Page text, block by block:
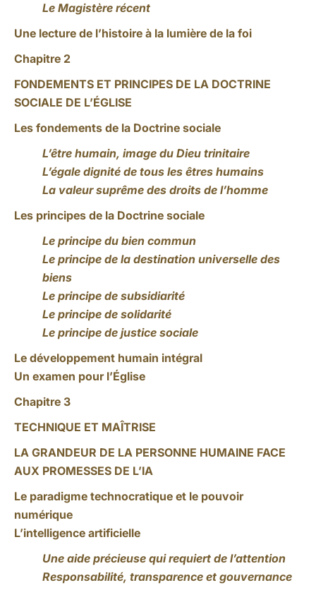
Le Magistère récent
Une lecture de l’histoire à la lumière de la foi
Chapitre 2
FONDEMENTS ET PRINCIPES DE LA DOCTRINE
SOCIALE DE L’ÉGLISE
Les fondements de la Doctrine sociale
L’être humain, image du Dieu trinitaire
L’égale dignité de tous les êtres humains
La valeur suprême des droits de l’homme
Les principes de la Doctrine sociale
Le principe du bien commun
Le principe de la destination universelle des
biens
Le principe de subsidiarité
Le principe de solidarité
Le principe de justice sociale
Le développement humain intégral
Un examen pour l’Église
Chapitre 3
TECHNIQUE ET MAÎTRISE
LA GRANDEUR DE LA PERSONNE HUMAINE FACE
AUX PROMESSES DE L’IA
Le paradigme technocratique et le pouvoir
numérique
L’intelligence artificielle
Une aide précieuse qui requiert de l’attention
Responsabilité, transparence et gouvernance